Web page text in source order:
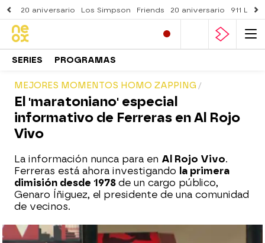
20 aniversario Los Simpson Friends 20 aniversario 911
SERIES PROGRAMAS
MEJORES MOMENTOS HOMO ZAPPING
El 'maratoniano' especial
informativo de Ferreras en Al Rojo
Vivo
La información nunca para en Al Rojo Vivo.
Ferreras está ahora investigando la primera
dimisión desde 1978 de un cargo público,
Genaro Íñiguez, el presidente de una comunidad
de vecinos.